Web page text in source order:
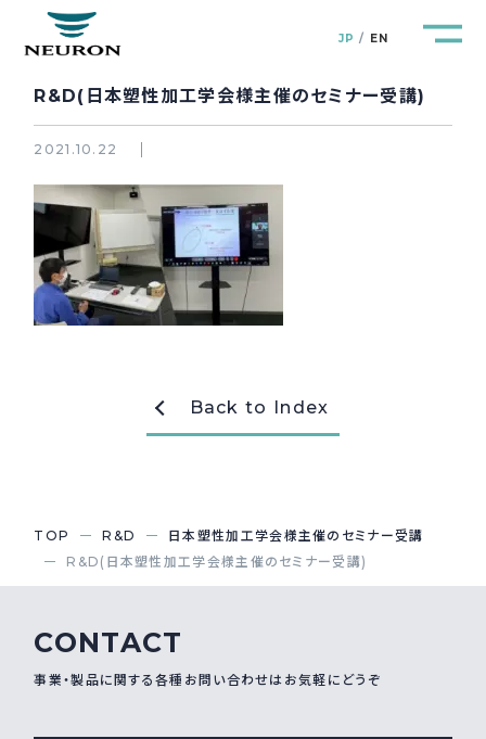
JP EN
管路防災研究所 Pipeline Resilience Lab.
企業情報 Company
採用情報 Recruit
R&D(日本塑性加工学会様主催のセミナー受講)
2021.10.22
Back to Index
TOP R&D
日本塑性加工学会様主催のセミナー受講
R&D(日本塑性加工学会様主催のセミナー受講)
CONTACT
事業・製品に関する各種お問い合わせはお気軽にどうぞ